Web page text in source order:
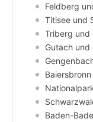
Feldberg
Titisee und
Triberg und
Gutach und
Baden-